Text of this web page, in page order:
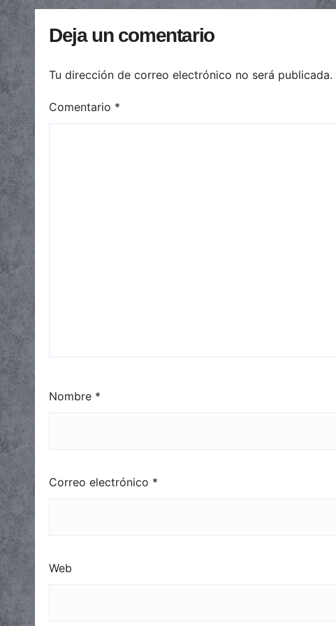
Deja un comentario
Tu dirección de correo electrónico no será publicada.
Comentario *
Nombre *
Correo electrónico *
Web